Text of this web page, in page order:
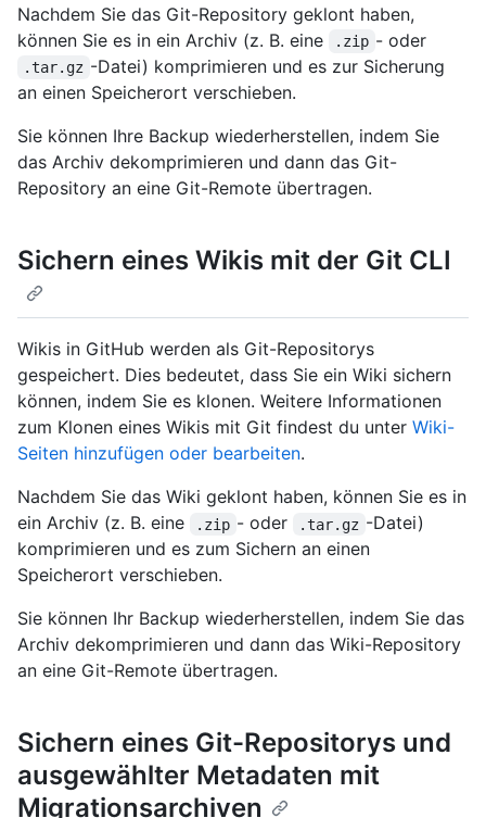
Nachdem Sie das Git-Repository geklont haben,
können Sie es in ein Archiv (z. B. eine
.zip - oder
.tar.gz -Datei) komprimieren und es zur Sicherung
an einen Speicherort verschieben.
Sie können Ihre Backup wiederherstellen, indem Sie
das Archiv dekomprimieren und dann das Git-
Repository an eine Git-Remote übertragen.
Sichern eines Wikis mit der Git CLI
Wikis in GitHub werden als Git-Repositorys
gespeichert. Dies bedeutet, dass Sie ein Wiki sichern
können, indem Sie es klonen. Weitere Informationen
zum Klonen eines Wikis mit Git findest du unter Wiki-
Seiten hinzufügen oder bearbeiten.
Nachdem Sie das Wiki geklont haben, können Sie es in
ein Archiv (z. B. eine
.zip - oder .tar.gz -Datei)
komprimieren und es zum Sichern an einen
Speicherort verschieben.
Sie können Ihr Backup wiederherstellen, indem Sie das
Archiv dekomprimieren und dann das Wiki-Repository
an eine Git-Remote übertragen.
Sichern eines Git-Repositorys und
ausgewählter Metadaten mit
Migrationsarchiven